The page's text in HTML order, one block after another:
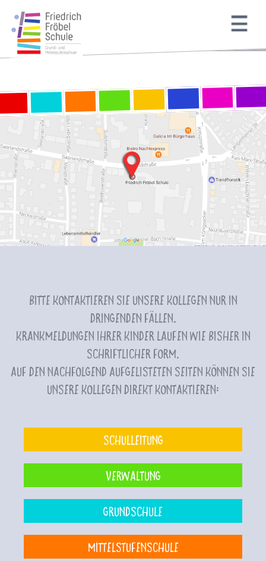
Bitte kontaktieren Sie unsere Kollegen nur in
dringenden Fällen.
Krankmeldungen Ihrer Kinder laufen wie bisher in
schriftlicher Form.
Auf den nachfolgend aufgelisteten Seiten können Sie
unsere Kollegen direkt kontaktieren:
Schulleitung
Verwaltung
Grundschule
Mittelstufenschule